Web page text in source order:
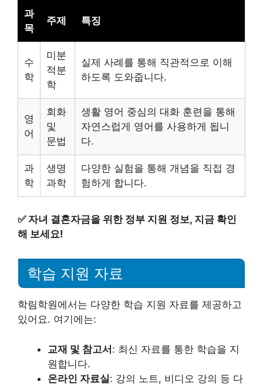
과
목
주제 특징
수
학
미분
적분
학
실제 사례를 통해 직관적으로 이해
하도록 도와줍니다.
영
어
회화
및
문법
생활 영어 중심의 대화 훈련을 통해
자연스럽게 영어를 사용하게 됩니
다.
과
학
생명
과학
다양한 실험을 통해 개념을 직접 경
험하게 합니다.
✅ 자녀 결혼자금을 위한 정부 지원 정보, 지금 확인
해 보세요!
학습 지원 자료
학림학원에서는 다양한 학습 지원 자료를 제공하고
있어요. 여기에는:
교재 및 참고서: 최신 자료를 통한 학습을 지
원합니다.
온라인 자료실: 강의 노트, 비디오 강의 등 다